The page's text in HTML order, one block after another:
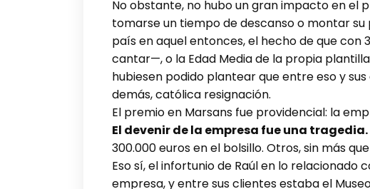
No obstante, no hubo un gran impacto en
tomarse un tiempo de descanso o montar
país en aquel entonces, el hecho de que
cantar—, o la Edad Media de la propia
hubiesen podido plantear que entre eso y
demás, católica resignación.
El premio en Marsans fue providencial: la
El devenir de la empresa fue una
300.000 euros en el bolsillo. Otros, sin más
Eso sí, el infortunio de Raúl en lo
empresa, y entre sus clientes estaba el